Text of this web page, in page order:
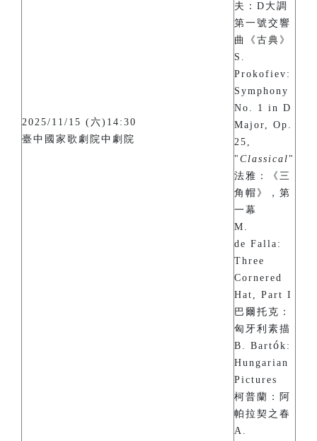
2025/11/15 (六)14:30
臺中國家歌劇院中劇院
夫：D大調
第一號交響
曲《古典》
S.
Prokofiev:
Symphony
No. 1 in D
Major, Op.
25,
" Classical "
法雅：《三
角帽》，第
一幕
M.
de Falla:
Three
Cornered
Hat, Part I
巴爾托克：
匈牙利素描
B. Bartók:
Hungarian
Pictures
柯普蘭：阿
帕拉契之春
A.